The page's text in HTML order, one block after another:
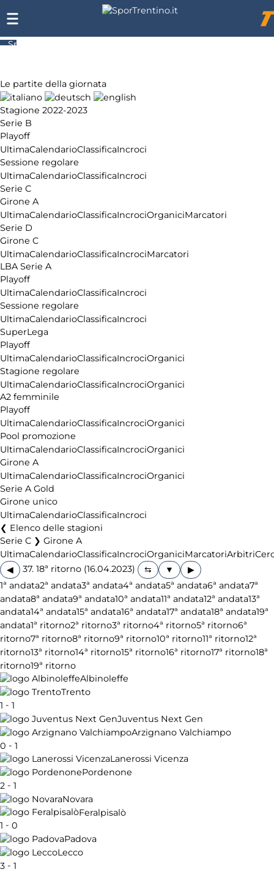
Le partite della giornata
Stagione 2022-2023
Serie B
Playoff
UltimaCalendarioClassificaIncroci
Sessione regolare
UltimaCalendarioClassificaIncroci
Serie C
Girone A
UltimaCalendarioClassificaIncrociOrganiciMarcatori
Serie D
Girone C
UltimaCalendarioClassificaIncrociMarcatori
LBA Serie A
Playoff
UltimaCalendarioClassificaIncroci
Sessione regolare
UltimaCalendarioClassificaIncroci
SuperLega
Playoff
UltimaCalendarioClassificaIncrociOrganici
Stagione regolare
UltimaCalendarioClassificaIncrociOrganici
A2 femminile
Playoff
UltimaCalendarioClassificaIncrociOrganici
Pool promozione
UltimaCalendarioClassificaIncrociOrganici
Girone A
UltimaCalendarioClassificaIncrociOrganici
Serie A Gold
Girone unico
UltimaCalendarioClassificaIncroci
Elenco delle stagioni
Serie C ❯ Girone A
UltimaCalendarioClassificaIncrociOrganiciMarcatoriArbitri
◀
37. 18ª ritorno (16.04.2023)
▶
1ª andata2ª andata3ª andata4ª andata5ª andata6ª andata7ª
andata8ª andata9ª andata10ª andata11ª andata12ª andata13ª
andata14ª andata15ª andata16ª andata17ª andata18ª andata19ª
andata1ª ritorno2ª ritorno3ª ritorno4ª ritorno5ª ritorno6ª
ritorno7ª ritorno8ª ritorno9ª ritorno10ª ritorno11ª ritorno12ª
ritorno13ª ritorno14ª ritorno15ª ritorno16ª ritorno17ª ritorno18ª
ritorno19ª ritorno
Albinoleffe
Trento
1 - 1
Juventus Next Gen
Arzignano Valchiampo
0 - 1
Lanerossi Vicenza
Pordenone
2 - 1
Novara
Feralpisalò
1 - 0
Padova
Lecco
3 - 1
SporTrentino.it
Affiliazione
Pubblicità